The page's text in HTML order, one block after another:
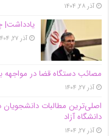
آذر ۲۸, ۱۴۰۴
یادداشت|
آذر ۲۷, ۱۴۰۴
مصائب دستگاه قضا در مواجهه
آذر ۲۷, ۱۴۰۴
اصلی‌ترین مطالبات
دانشگاه آز‌اد
آذر ۲۷, ۱۴۰۴